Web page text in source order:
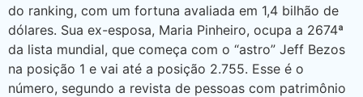
do ranking, com um fortuna avaliada em 1,4 bilhão de
dólares. Sua ex-esposa, Maria Pinheiro, ocupa a 2674ª
da lista mundial, que começa com o “astro” Jeff Bezos
na posição 1 e vai até a posição 2.755. Esse é o
número, segundo a revista de pessoas com patrimônio